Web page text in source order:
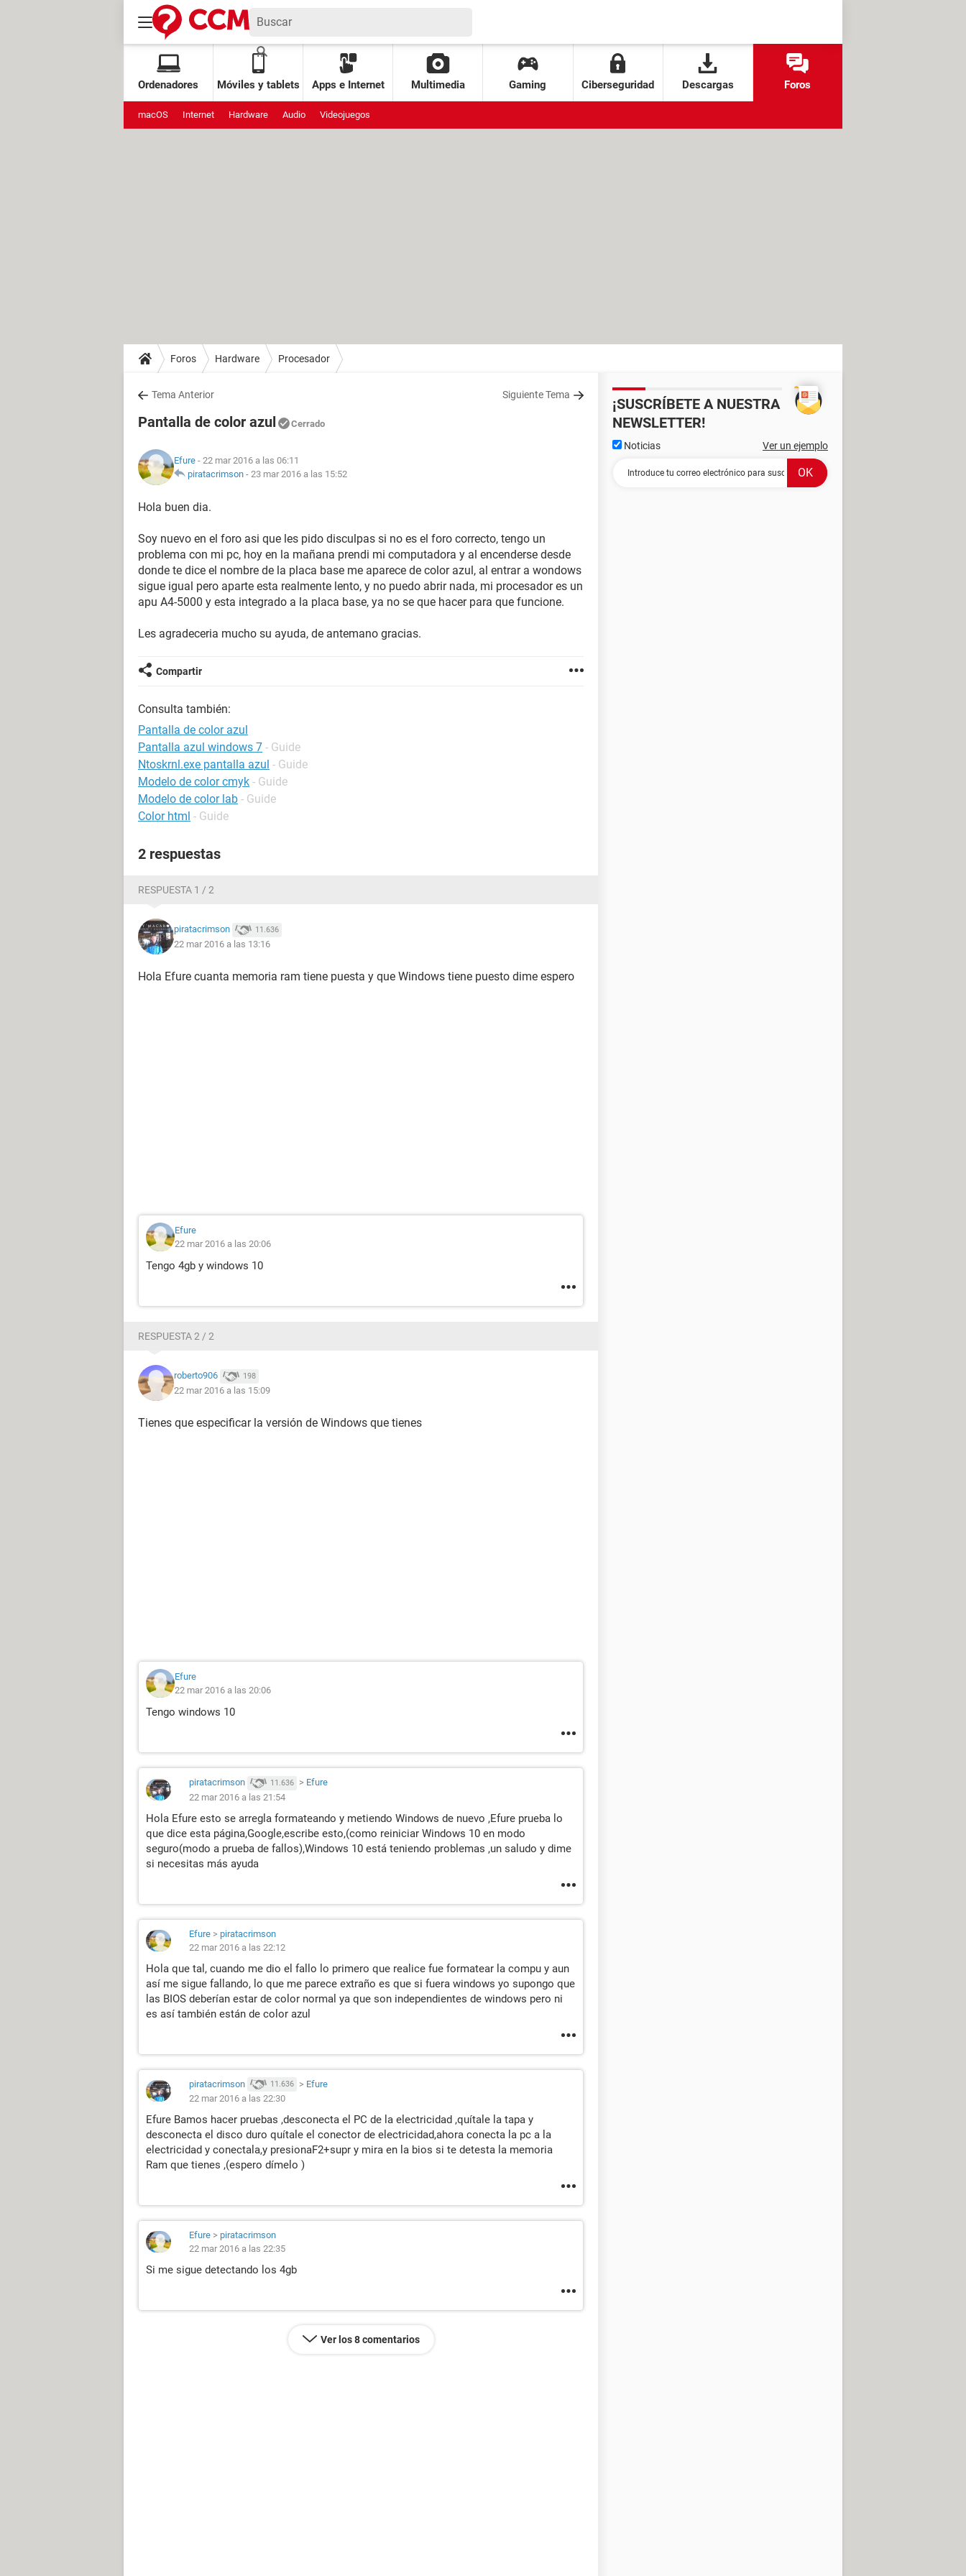
Ordenadores Móviles y tablets Apps e Internet Multimedia Gaming Ciberseguridad Descargas Foros
macOS Internet Hardware Audio Videojuegos
Foros Hardware Procesador
Tema Anterior Siguiente Tema
Pantalla de color azul Cerrado
Efure - 22 mar 2016 a las 06:11
piratacrimson - 23 mar 2016 a las 15:52
Hola buen dia.
Soy nuevo en el foro asi que les pido disculpas si no es el foro correcto, tengo un
problema con mi pc, hoy en la mañana prendi mi computadora y al encenderse desde
donde te dice el nombre de la placa base me aparece de color azul, al entrar a wondows
sigue igual pero aparte esta realmente lento, y no puedo abrir nada, mi procesador es un
apu A4-5000 y esta integrado a la placa base, ya no se que hacer para que funcione.
Les agradeceria mucho su ayuda, de antemano gracias.
Compartir
Consulta también:
Pantalla de color azul
Pantalla azul windows 7 - Guide
Ntoskrnl.exe pantalla azul - Guide
Modelo de color cmyk - Guide
Modelo de color lab - Guide
Color html - Guide
2 respuestas
RESPUESTA 1 / 2
piratacrimson 11.636
22 mar 2016 a las 13:16
Hola Efure cuanta memoria ram tiene puesta y que Windows tiene puesto dime espero
Efure
22 mar 2016 a las 20:06
Tengo 4gb y windows 10
RESPUESTA 2 / 2
roberto906 198
22 mar 2016 a las 15:09
Tienes que especificar la versión de Windows que tienes
Efure
22 mar 2016 a las 20:06
Tengo windows 10
piratacrimson 11.636 > Efure
22 mar 2016 a las 21:54
Hola Efure esto se arregla formateando y metiendo Windows de nuevo ,Efure prueba lo
que dice esta página,Google,escribe esto,(como reiniciar Windows 10 en modo
seguro(modo a prueba de fallos),Windows 10 está teniendo problemas ,un saludo y dime
si necesitas más ayuda
Efure > piratacrimson
22 mar 2016 a las 22:12
Hola que tal, cuando me dio el fallo lo primero que realice fue formatear la compu y aun
así me sigue fallando, lo que me parece extraño es que si fuera windows yo supongo que
las BIOS deberían estar de color normal ya que son independientes de windows pero ni
es así también están de color azul
piratacrimson 11.636 > Efure
22 mar 2016 a las 22:30
Efure Bamos hacer pruebas ,desconecta el PC de la electricidad ,quítale la tapa y
desconecta el disco duro quítale el conector de electricidad,ahora conecta la pc a la
electricidad y conectala,y presionaF2+supr y mira en la bios si te detesta la memoria
Ram que tienes ,(espero dímelo )
Efure > piratacrimson
22 mar 2016 a las 22:35
Si me sigue detectando los 4gb
Ver los 8 comentarios
¡SUSCRÍBETE A NUESTRA
NEWSLETTER!
Noticias Ver un ejemplo